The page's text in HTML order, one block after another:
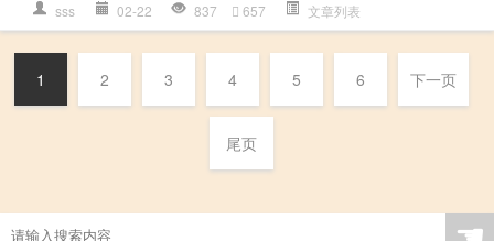
sss 02-22 837 657 文章列表
1 2 3 4 5 6 下一页
尾页